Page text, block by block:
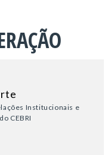
Institucionais e
CEBRI